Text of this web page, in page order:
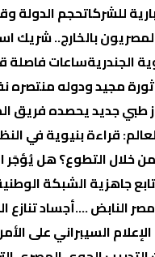
للشركاتحجم الدولة
بالخارج.. شريك
الجندرية
مجيد ودوله منتصره
طبي جديد يحصده فريق المخ
قراءة بنيوية في
خلال التطوع؟هل يُؤجَر
جاهزية الشبكة
النابض ….أجساد تنازع
السيبراني على